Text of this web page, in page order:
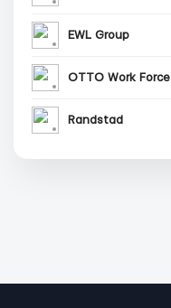
EWL Group
OTTO Work Force
Randstad